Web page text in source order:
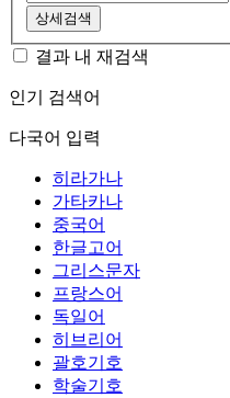
상세검색
결과 내 재검색
인기 검색어
다국어 입력
히라가나
가타카나
중국어
한글고어
그리스문자
프랑스어
독일어
히브리어
괄호기호
학술기호